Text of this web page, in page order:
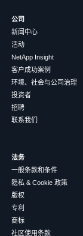
公司
新闻中心
活动
NetApp Insight
客户成功案例
环境、社会与公司治理
投资者
招聘
联系我们
法务
一般条款和条件
隐私 & Cookie 政策
版权
专利
商标
社区使用条款